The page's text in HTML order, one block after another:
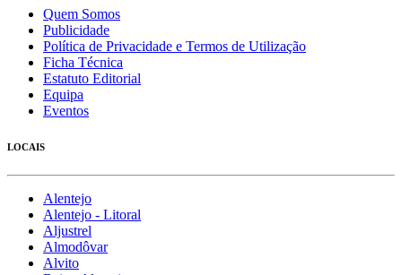
Quem Somos
Publicidade
Política de Privacidade e Termos de Utilização
Ficha Técnica
Estatuto Editorial
Equipa
Eventos
LOCAIS
Alentejo
Alentejo - Litoral
Aljustrel
Almodôvar
Alvito